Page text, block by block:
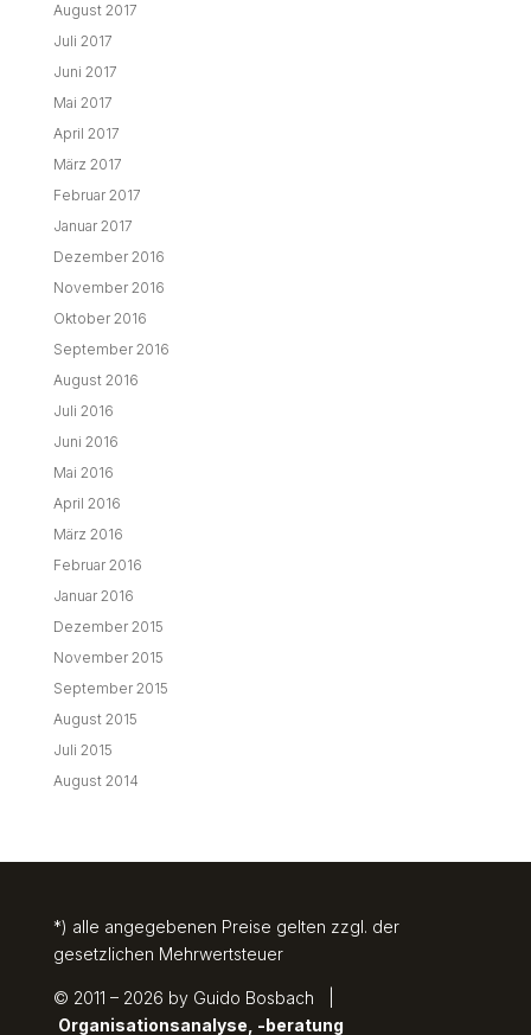
August 2017
Juli 2017
Juni 2017
Mai 2017
April 2017
März 2017
Februar 2017
Januar 2017
Dezember 2016
November 2016
Oktober 2016
September 2016
August 2016
Juli 2016
Juni 2016
Mai 2016
April 2016
März 2016
Februar 2016
Januar 2016
Dezember 2015
November 2015
September 2015
August 2015
Juli 2015
August 2014
*) alle angegebenen Preise gelten zzgl. der
gesetzlichen Mehrwertsteuer
© 2011 – 2026 by Guido Bosbach |
Organisationsanalyse, -beratung